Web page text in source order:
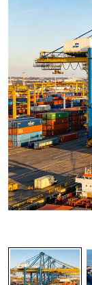
其他杂项进口报
关清关